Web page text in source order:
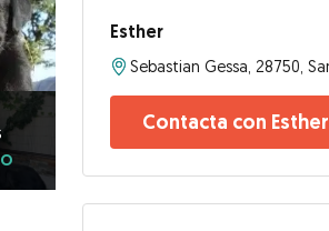
Esther
Contacta con Esther